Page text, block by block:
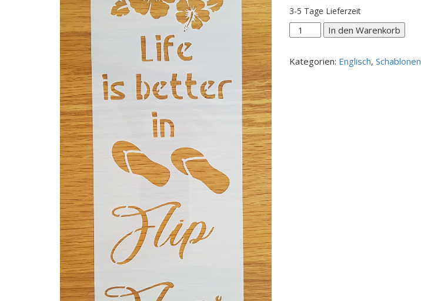
3-5 Tage Lieferzeit
Flip
Flops
In den Warenkorb
Kategorien: Englisch, Schablonen